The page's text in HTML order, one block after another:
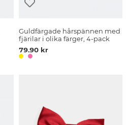
Guldfärgade hårspännen med
fjärilar i olika färger, 4-pack
79.90 kr